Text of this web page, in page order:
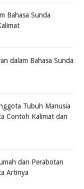
Bahasa Sunda
dalam Bahasa Sunda
Tubuh Manusia
Contoh Kalimat dan
dan Perabotan
Artinya